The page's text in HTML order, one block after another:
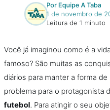
Por Equipe A Taba
1 de novembro de
Leitura de 1 minuto
Você já imaginou como é a
famoso? São muitas as
diários para manter a forma
problema para o protagonista
futebol. Para atingir o seu